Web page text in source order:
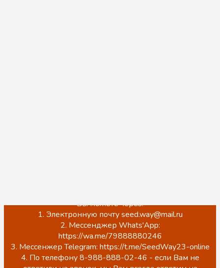
Вы можете через:
1. Электронную почту seed.way@mail.ru
2. Мессенджер Whats'App:
https://wa.me/79888880246
3. Мессенжер Telegram: https://t.me/SeedWay23-online
4. По телефону 8-988-888-02-46 - если Вам не